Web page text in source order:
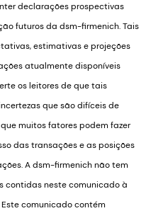
declarações prospectivas
futuros da dsm-firmenich. Tais
estimativas e projeções
atualmente disponíveis
os leitores de que tais
que são difíceis de
muitos fatores podem fazer
das transações e as posições
A dsm-firmenich não tem
contidas neste comunicado à
comunicado contém